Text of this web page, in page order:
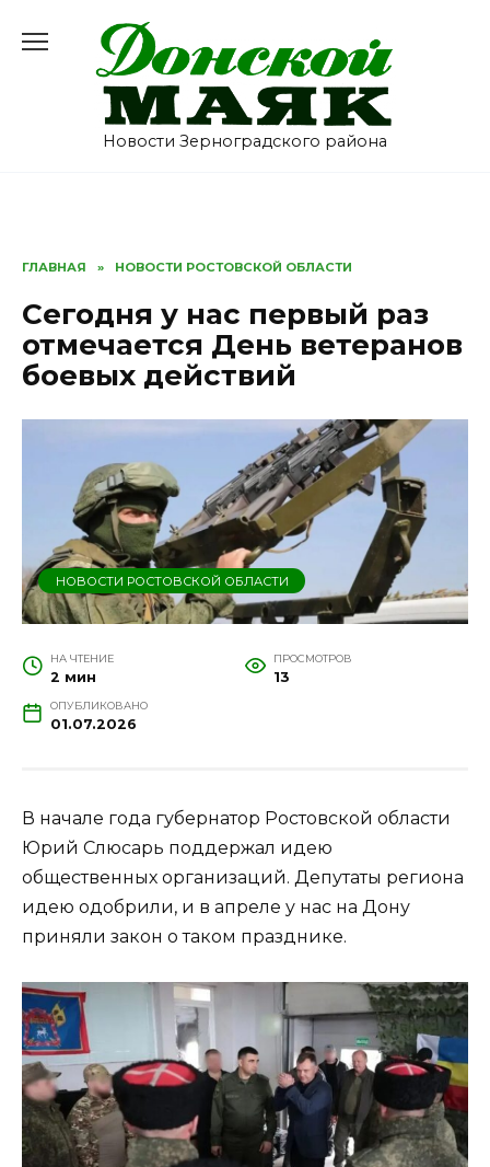
содержанию
Новости Зерноградского района
ГЛАВНАЯ » НОВОСТИ РОСТОВСКОЙ ОБЛАСТИ
Сегодня у нас первый раз
отмечается День ветеранов
боевых действий
НОВОСТИ РОСТОВСКОЙ ОБЛАСТИ
НА ЧТЕНИЕ
2 мин
ПРОСМОТРОВ
13
ОПУБЛИКОВАНО
01.07.2026
В начале года губернатор Ростовской области
Юрий Слюсарь поддержал идею
общественных организаций. Депутаты региона
идею одобрили, и в апреле у нас на Дону
приняли закон о таком празднике.